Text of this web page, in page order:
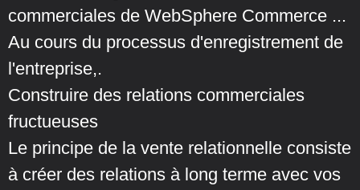
commerciales de WebSphere Commerce ...
Au cours du processus d'enregistrement de
l'entreprise,.
Construire des relations commerciales
fructueuses
Le principe de la vente relationnelle consiste
à créer des relations à long terme avec vos